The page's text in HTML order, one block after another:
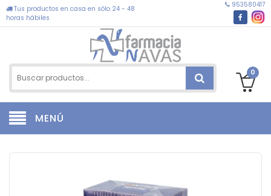
Tus productos en casa en sólo 24 - 48
horas hábiles
953580417
0
MENÚ